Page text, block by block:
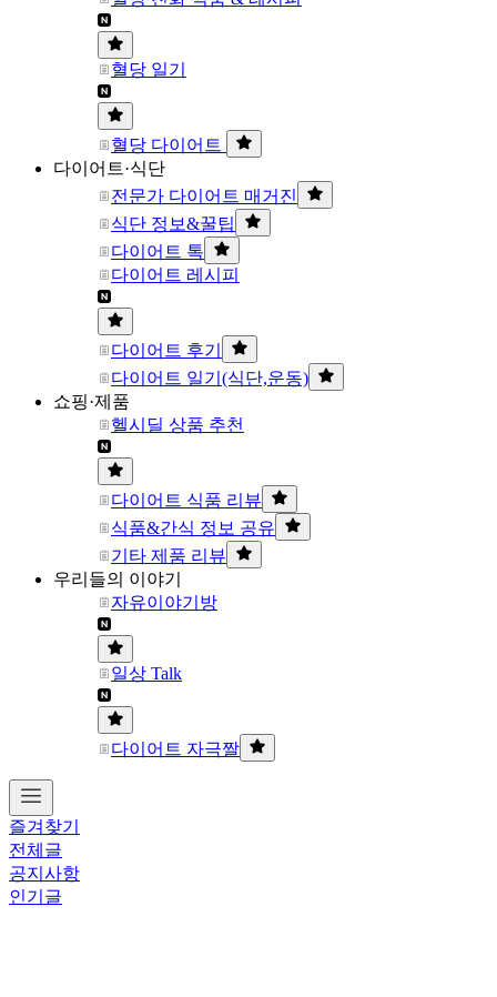
혈당 일기
혈당 다이어트
다이어트·식단
전문가 다이어트 매거진
식단 정보&꿀팁
다이어트 톡
다이어트 레시피
다이어트 후기
다이어트 일기(식단,운동)
쇼핑·제품
헬시딜 상품 추천
다이어트 식품 리뷰
식품&간식 정보 공유
기타 제품 리뷰
우리들의 이야기
자유이야기방
일상 Talk
다이어트 자극짤
즐겨찾기
전체글
공지사항
인기글